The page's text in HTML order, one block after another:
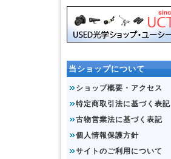
当ショップについて
ショップ概要・アクセス
特定商取引法に基づく表記
古物営業法に基づく表記
個人情報保護方針
サイトのご利用について